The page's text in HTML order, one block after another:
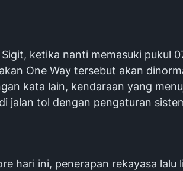
ketika nanti memasuki pukul
One Way tersebut akan
kata lain, kendaraan yang
jalan tol dengan pengaturan
hari ini, penerapan rekayasa lalu